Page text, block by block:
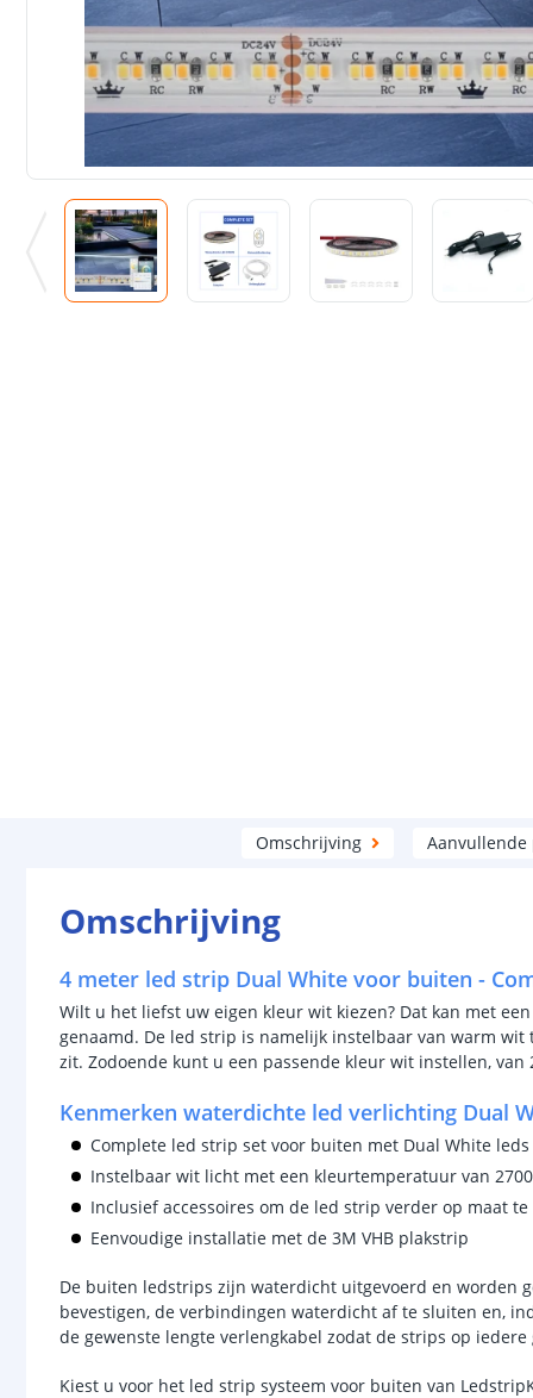
Omschrijving
Omschrijving
4 meter led strip Dual White voor buiten -
Wilt u het liefst uw eigen kleur wit kiezen? Dat kan met
genaamd. De led strip is namelijk instelbaar van warm
zit. Zodoende kunt u een passende kleur wit instellen, van
Kenmerken waterdichte led verlichting Dual
Complete led strip set voor buiten met Dual White leds
Instelbaar wit licht met een kleurtemperatuur van
Inclusief accessoires om de led strip verder op maat
Eenvoudige installatie met de 3M VHB plakstrip
De buiten ledstrips zijn waterdicht uitgevoerd en worden
bevestigen, de verbindingen waterdicht af te sluiten en,
de gewenste lengte verlengkabel zodat de strips op
Kiest u voor het led strip systeem voor buiten van